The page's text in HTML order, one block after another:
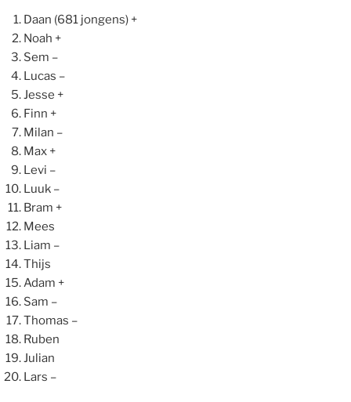
Daan (681 jongens) +
Noah +
Sem –
Lucas –
Jesse +
Finn +
Milan –
Max +
Levi –
Luuk –
Bram +
Mees
Liam –
Thijs
Adam +
Sam –
Thomas –
Ruben
Julian
Lars –